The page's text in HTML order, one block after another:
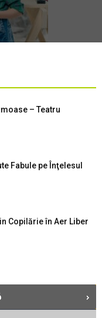
– Teatru
Fabule pe Înţelesul
Copilărie în Aer Liber